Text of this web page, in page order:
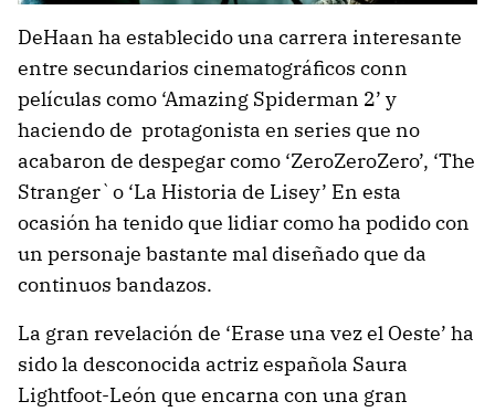
DeHaan ha establecido una carrera interesante
entre secundarios cinematográficos conn
películas como ‘Amazing Spiderman 2’ y
haciendo de protagonista en series que no
acabaron de despegar como ‘ZeroZeroZero’, ‘The
Stranger`o ‘La Historia de Lisey’ En esta
ocasión ha tenido que lidiar como ha podido con
un personaje bastante mal diseñado que da
continuos bandazos.
La gran revelación de ‘Erase una vez el Oeste’ ha
sido la desconocida actriz española Saura
Lightfoot-León que encarna con una gran